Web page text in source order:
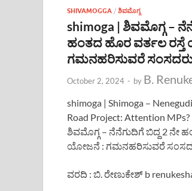
SHIVAMOGGA / ಶಿವಮೊಗ್ಗ
shimoga | ಶಿವಮೊಗ್ಗ –
ಹಂತದ ಹೊರ ವರ್ತಲ
ಗಮನಹರಿಸುವರೆ
October 2, 2024 - by B.
shimoga | Shimoga –
Road Project: Attention MPs?
ಶಿವಮೊಗ್ಗ – ನೆನೆಗುದಿಗೆ ಬಿದ್ದ 2 ನೇ
ಯೋಜನೆ : ಗಮನಹರಿಸುವರೆ
ವರದಿ : ಬಿ. ರೇಣುಕೇಶ್ b